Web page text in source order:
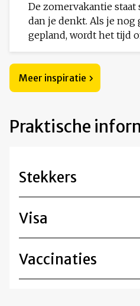
De zomervakantie
dan je denkt. Als je nog
gepland, wordt het tijd
Meer inspiratie
Praktische
Stekkers
Visa
Vaccinaties